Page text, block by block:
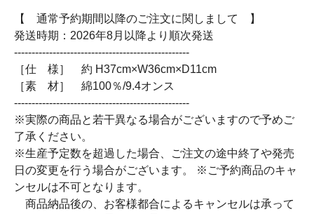
【 通常予約期間以降のご注文に関しまして 】
発送時期：2026年8月以降より順次発送
--------------------------------------------------
［仕 様］ 約 H37cm×W36cm×D11cm
［素 材］ 綿100％/9.4オンス
--------------------------------------------------
※実際の商品と若干異なる場合がございますので予めご
了承ください。
※生産予定数を超過した場合、ご注文の途中終了や発売
日の変更を行う場合がございます。 ※ご予約商品のキャ
ンセルは不可となります。
商品納品後の、お客様都合によるキャンセルは承って